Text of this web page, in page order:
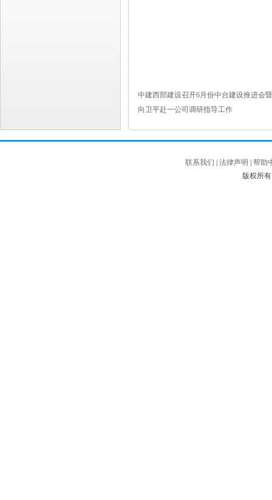
中建西部建设召开6月份中台建设推进会
向卫平赴一公司调研指导工作
联系我们 法律声明
帮助
版权所